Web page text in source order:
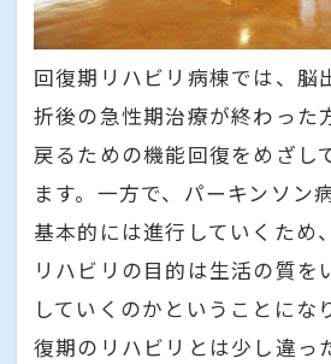
回復期リハビリ病棟では、脳
折後の急性期治療が終わった
戻るための機能回復をめざし
ます。一方で、パーキンソン
基本的には進行していくため
リハビリの目的は生活の質を
していくのかということにな
復期のリハビリとは少し違っ